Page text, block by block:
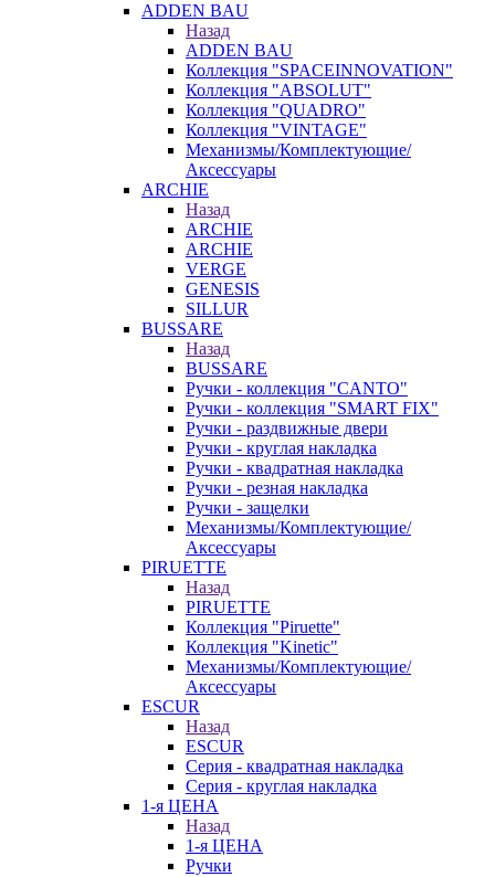
ADDEN BAU
Назад
ADDEN BAU
Коллекция "SPACEINNOVATION"
Коллекция "ABSOLUT"
Коллекция "QUADRO"
Коллекция "VINTAGE"
Механизмы/Комплектующие/
Аксессуары
ARCHIE
Назад
ARCHIE
ARCHIE
VERGE
GENESIS
SILLUR
BUSSARE
Назад
BUSSARE
Ручки - коллекция "CANTO"
Ручки - коллекция "SMART FIX"
Ручки - раздвижные двери
Ручки - круглая накладка
Ручки - квадратная накладка
Ручки - резная накладка
Ручки - защелки
Механизмы/Комплектующие/
Аксессуары
PIRUETTE
Назад
PIRUETTE
Коллекция "Piruette"
Коллекция "Kinetic"
Механизмы/Комплектующие/
Аксессуары
ESCUR
Назад
ESCUR
Серия - квадратная накладка
Серия - круглая накладка
1-я ЦЕНА
Назад
1-я ЦЕНА
Ручки